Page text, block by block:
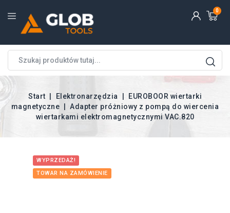
0
Start Elektronarzędzia
EUROBOOR wiertarki
magnetyczne
Adapter próżniowy z pompą do wiercenia
wiertarkami elektromagnetycznymi VAC.820
WYPRZEDAŻ!
TOWAR NA ZAMÓWIENIE